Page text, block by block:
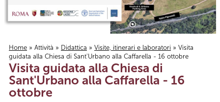
Tu sei qui
Home » Attività » Didattica » Visite, itinerari e laboratori » Visita
guidata alla Chiesa di Sant'Urbano alla Caffarella - 16 ottobre
Visita guidata alla Chiesa di
Sant'Urbano alla Caffarella - 16
ottobre